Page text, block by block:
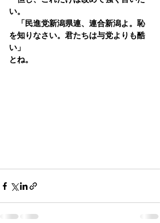
い。
「民進党新潟県連、連合新潟よ。恥
を知りなさい。君たちは与党よりも酷
い」
とね。